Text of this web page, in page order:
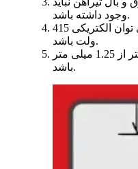
وجود داشته باشد.
دستگاه جوش باید حداقل دارای توان الکتریکی 415
ولت باشد.
ضخامت ورق سقف باید کمتر از 1.25 میلی متر
باشد.